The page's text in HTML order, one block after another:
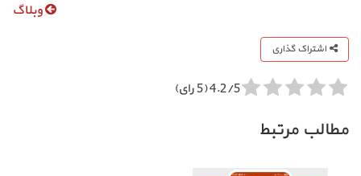
وبلاگ
اشتراک گذاری
4.2/5 (5 رای)
مطالب مرتبط